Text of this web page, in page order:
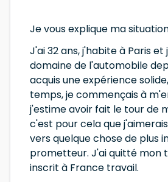
Je vous explique ma
J'ai 32 ans, j'habite à Paris et
domaine de l'automobile
acquis une expérience
temps, je commençais à
j'estime avoir fait le tour de
c'est pour cela que
vers quelque chose de plus
prometteur. J'ai quitté mon
inscrit à France travail.